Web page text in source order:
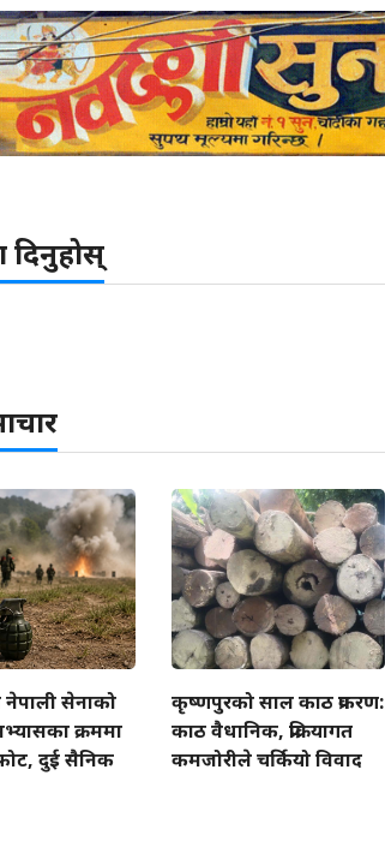
दिनुहोस्
नेपाली सेनाको
क्रममा
दुई सैनिक
कृष्णपुरको साल काठ प्रकरण:
काठ वैधानिक, प्रक्रियागत
कमजोरीले चर्कियो विवाद